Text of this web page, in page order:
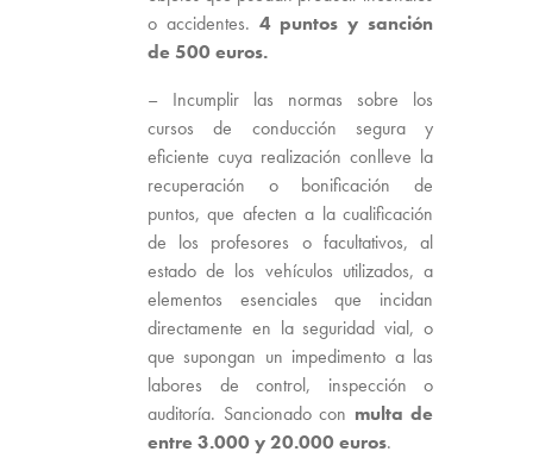
o accidentes. 4 puntos y sanción
de 500 euros.
– Incumplir las normas sobre los
cursos de conducción segura y
eficiente cuya realización conlleve la
recuperación o bonificación de
puntos, que afecten a la cualificación
de los profesores o facultativos, al
estado de los vehículos utilizados, a
elementos esenciales que incidan
directamente en la seguridad vial, o
que supongan un impedimento a las
labores de control, inspección o
auditoría. Sancionado con multa de
entre 3.000 y 20.000 euros.